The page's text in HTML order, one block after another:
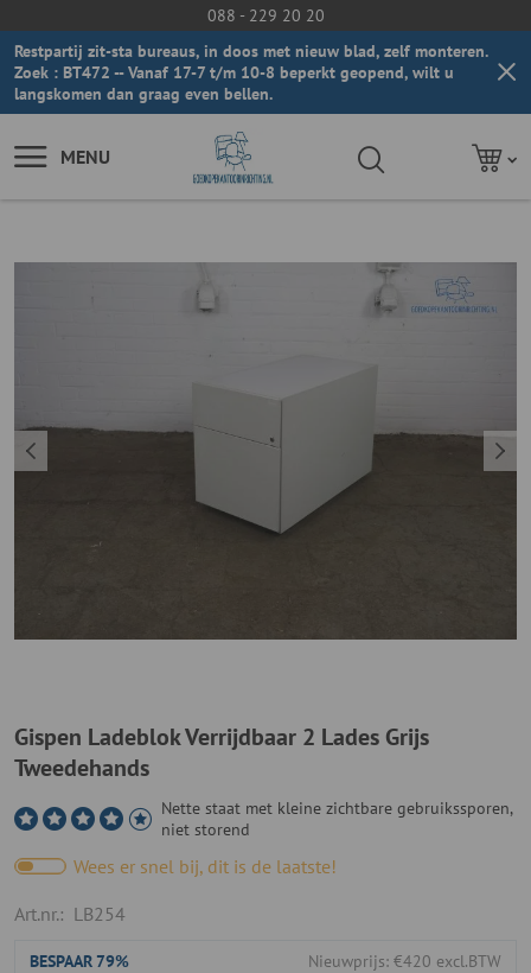
088 - 229 20 20
Restpartij zit-sta bureaus, in doos met nieuw blad, zelf monteren.
Zoek : BT472 -- Vanaf 17-7 t/m 10-8 beperkt geopend, wilt u
langskomen dan graag even bellen.
MENU
Gispen Ladeblok Verrijdbaar 2 Lades Grijs
Tweedehands
Nette staat met kleine zichtbare gebruikssporen,
niet storend
Wees er snel bij, dit is de laatste!
Art.nr.: LB254
BESPAAR 79% Nieuwprijs: €420 excl.BTW